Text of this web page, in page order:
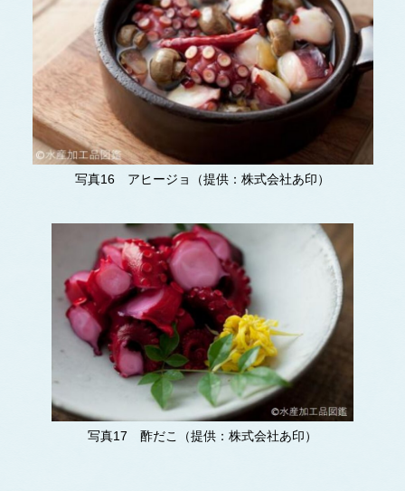
写真16 アヒージョ（提供：株式会社あ印）
写真17 酢だこ（提供：株式会社あ印）